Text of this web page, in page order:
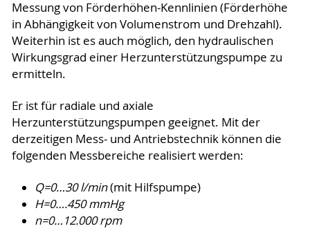
Messung von Förderhöhen-Kennlinien (Förderhöhe
in Abhängigkeit von Volumenstrom und Drehzahl).
Weiterhin ist es auch möglich, den hydraulischen
Wirkungsgrad einer Herzunterstützungspumpe zu
ermitteln.
Er ist für radiale und axiale
Herzunterstützungspumpen geeignet. Mit der
derzeitigen Mess- und Antriebstechnik können die
folgenden Messbereiche realisiert werden:
Q=0…30l/min(mit Hilfspumpe)
H=0….450 mmHg
n=0… 12.000 rpm